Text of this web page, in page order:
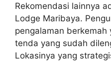
Rekomendasi lainnya
Lodge Maribaya.
pengalaman
tenda yang sudah
Lokasinya yang